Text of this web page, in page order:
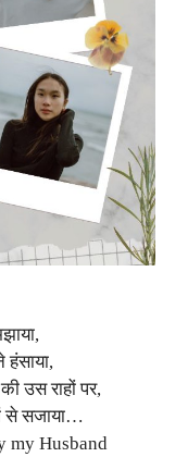
हंसाया,
उस राहों पर,
से सजाया…
my Husband